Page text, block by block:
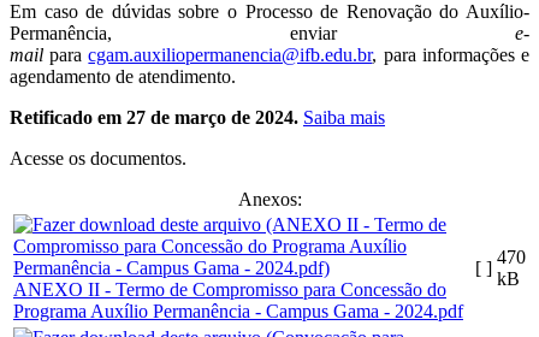
Em caso de dúvidas sobre o Processo de Renovação do Auxílio-
Permanência, enviar e-
mail paracgam.auxiliopermanencia@ifb.edu.br, para informações e
agendamento de atendimento.
Retificado em 27 de março de 2024. Saiba mais
Acesse os documentos.
Anexos:
ANEXO II - Termo de Compromisso para Concessão do
Programa Auxílio Permanência - Campus Gama - 2024.pdf
[ ]
470
kB